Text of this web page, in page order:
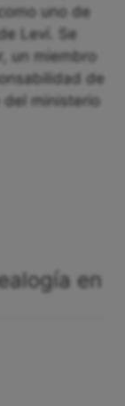
uno de
Leví. Se
un miembro
de
del ministerio
en